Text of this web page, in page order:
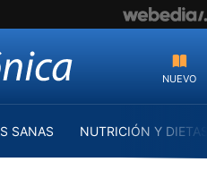
NUEVO
SANAS NUTRICIÓN Y